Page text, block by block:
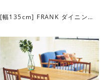
[幅135cm] FRANK ダイニング